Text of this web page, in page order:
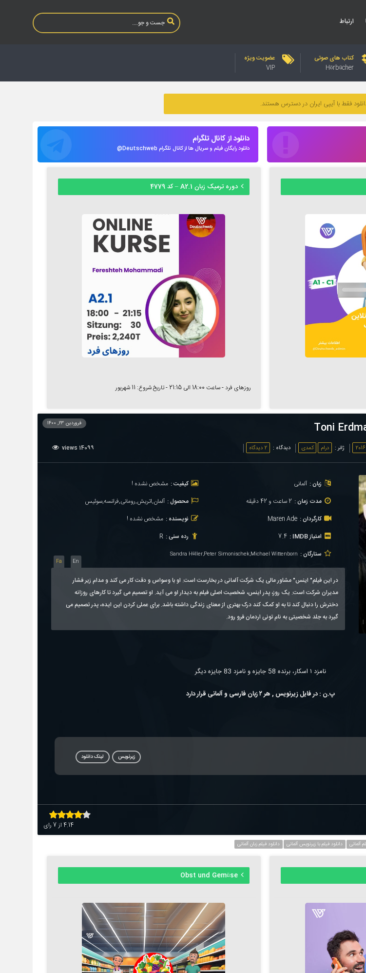
ارتباط
کتاب های صوتی
Hörbücher
عضویت ویژه
VIP
فقط با آیپی ایران در دسترس هستند.
دانلود از کانال تلگرام
دانلود رایگان فیلم و سریال ها از کانال تلگرام Deutschweb@
دوره ترمیک زبان A2.1 – کد 4779
روزهای فرد - ساعت 18:00 الی 21:15 - تاریخ شروع: 11 شهریور
فروردین ۲۳, ۱۴۰۰
2016 ژانر : درام کمدی دیدگاه : 2 دیدگاه 14099 views
زبان : آلمانی کیفیت : مشخص نشده !
مدت زمان : 2 ساعت و 42 دقیقه محصول : آلمان,اتریش,رومانی,فرانسه,سوئیس
کارگردان : Maren Ade نویسنده : مشخص نشده !
امتیاز IMDB :
7.4 رده سنی : R
ستارگان : Sandra Hüller,Peter Simonischek,Michael Wittenborn
Fa
En
در این فیلم" اینس" مشاور مالی یک شرکت آلمانی در بخارست است. او با وسواس و دقت کار می کند و مدام زیر فشار
مدیران شرکت است. یک روز، پدر اینس، شخصیت اصلی فیلم به دیدار او می آید. او تصمیم می گیرد تا کارهای روزانه
دخترش را دنبال کند تا به او کمک کند درک بهتری از معنای زندگی داشته باشد. برای عملی کردن این ایده، پدر تصمیم می
گیرد به جلد شخصیتی به نام تونی اردمان فرو رود.
نامزد ۱ اسکار، برنده 58 جایزه و نامزد 83 جایزه دیگر
پ.ن : در فایل زیرنویس , هر ۲ زبان فارسی و آلمانی قرار دارد
لینک دانلود زیرنویس
4.14 از 7 رای
آلمانی دانلود فیلم با زیرنویس آلمانی دانلود فیلم زبان آلمانی
Obst und Gemüse